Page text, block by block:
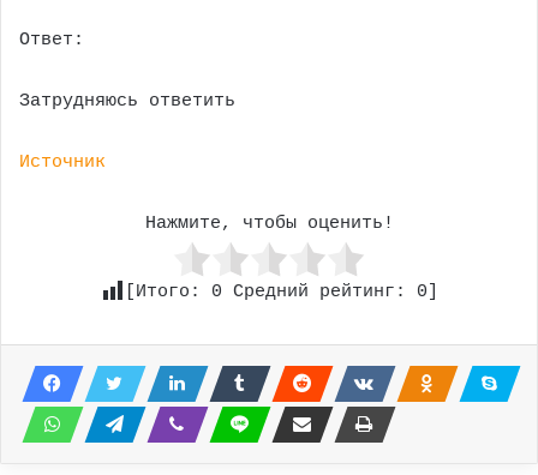
Ответ:
Затрудняюсь ответить
Источник
Нажмите, чтобы оценить!
[Итого: 0 Средний рейтинг: 0